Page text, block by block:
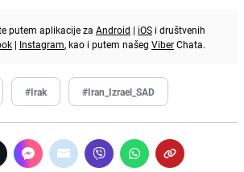
putem aplikacije za Android | iOS i društvenih
| Instagram, kao i putem našeg ViberChata.
#Irak #Iran_Izrael_SAD